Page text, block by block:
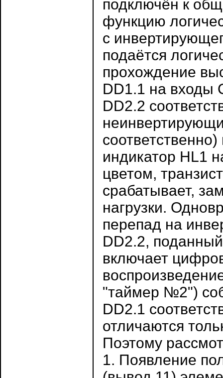
подключён к
функцию
с
подаётся
прохождение
DD1.1 на входы
DD2.2
индикатор HL1
цветом,
срабатывает,
нагрузки.
перепад на
DD2.2,
включает
"таймер №2")
DD2.1
отличаются
Поэтому
1. Появление